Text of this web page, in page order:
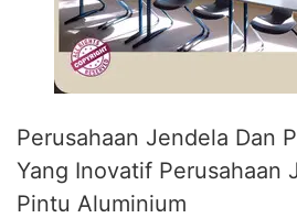
Perusahaan Jendela Dan
Yang Inovatif Perusahaan
Pintu Aluminium